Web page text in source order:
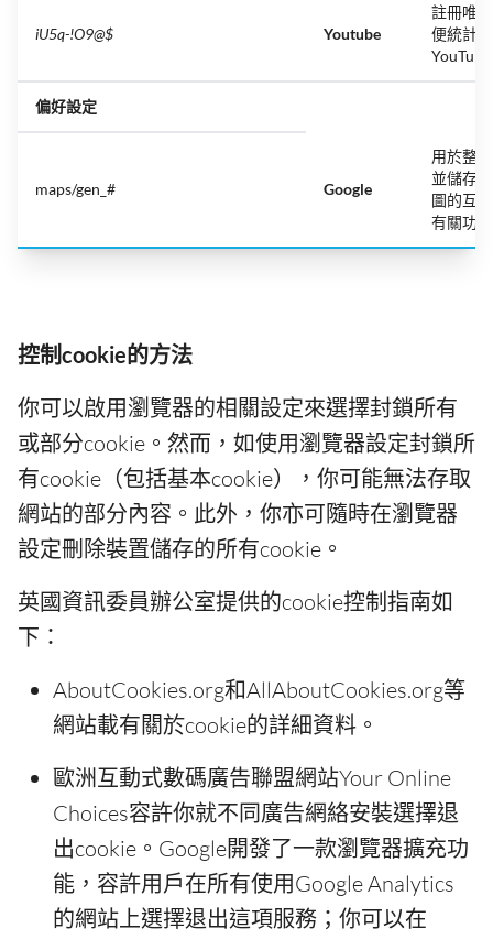
iU5q-!O9@$ Youtube
註冊唯
便統計
偏好設定
maps/gen_# Google
用於整
並儲存
圖的互
有關功
控制cookie的方法
你可以啟用瀏覽器的相關設定來選擇封鎖所有
或部分cookie。然而，如使用瀏覽器設定封鎖所
有cookie（包括基本cookie），你可能無法存取
網站的部分內容。此外，你亦可隨時在瀏覽器
設定刪除裝置儲存的所有cookie。
英國資訊委員辦公室提供的cookie控制指南如
下：
AboutCookies.org和AllAboutCookies.org等
網站載有關於cookie的詳細資料。
歐洲互動式數碼廣告聯盟網站Your Online
Choices容許你就不同廣告網絡安裝選擇退
出cookie。Google開發了一款瀏覽器擴充功
能，容許用戶在所有使用Google Analytics
的網站上選擇退出這項服務；你可以在